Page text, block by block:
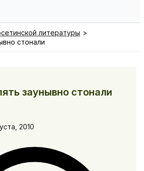
литературы
стонали
заунывно стонали
2010